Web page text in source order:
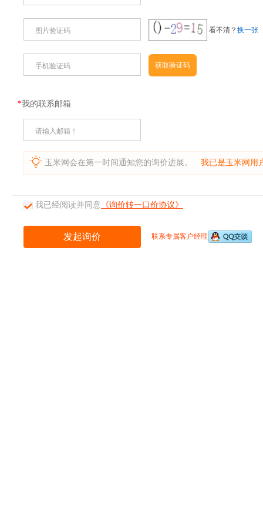
图片验证码 看不清？ 换一张
手机验证码
*我的联系邮箱
请输入邮箱！
玉米网会在第一时间通知您的询价进展。 我已是玉米网用
我已经阅读并同意 《询价转一口价协议》
联系专属客户经理